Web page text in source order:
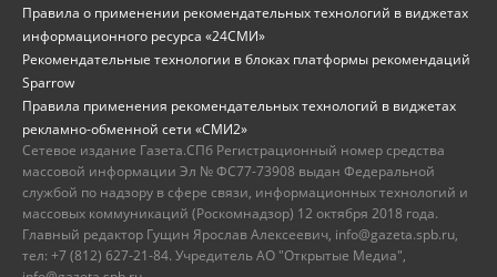
Правила о применении рекомендательных технологий в виджетах
информационного ресурса «24СМИ»
Рекомендательные технологии в блоках платформы рекомендаций
Sparrow
Правила применения рекомендательных технологий в виджетах
рекламно-обменной сети «СМИ2»
Сетевое издание Газета.СПб Регистрационный номер средства
массовой информации Эл № ФС77-73908 выдан Федеральной
службой по надзору в сфере связи, информационных технологий и
массовых коммуникаций (Роскомнадзор) 12 октября 2018 года.
Главный редактор Гущин Ярослав Алексеевич, info@gazeta.spb.ru,
тел: +7 (812) 627-21-84. Учредитель АО "Открытые Медиа",